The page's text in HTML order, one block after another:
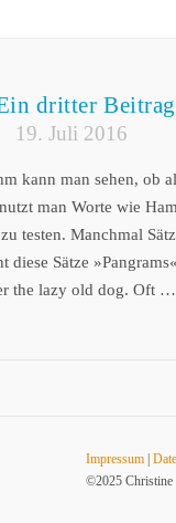
dritter Beitrag
19. Juli 2016
kann man sehen, ob
man Worte wie
testen. Manchmal
diese Sätze
the lazy old dog. Oft …
Impressum |
©2025 Christine